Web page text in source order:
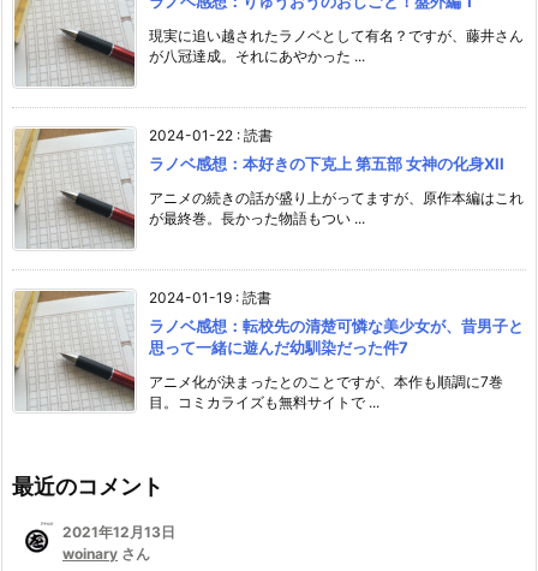
現実に追い越されたラノベとして有名？ですが、藤井さん
が八冠達成。それにあやかった ...
2024-01-22 : 読書
ラノベ感想：本好きの下克上 第五部 女神の化身XII
アニメの続きの話が盛り上がってますが、原作本編はこれ
が最終巻。長かった物語もつい ...
2024-01-19 : 読書
ラノベ感想：転校先の清楚可憐な美少女が、昔男子と
思って一緒に遊んだ幼馴染だった件7
アニメ化が決まったとのことですが、本作も順調に7巻
目。コミカライズも無料サイトで ...
最近のコメント
2021年12月13日
woinary さん